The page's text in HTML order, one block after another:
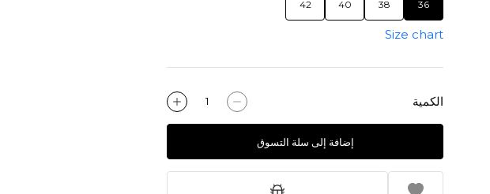
36
38
40
42
Size chart
الكمية
إضافة إلى سلة التسوق